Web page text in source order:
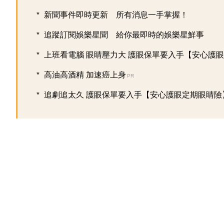
新聞事件即時更新 所有消息一手掌握！
追蹤訂閱娛樂星聞 給你最即時的娛樂星鮮事
上班看電腦 眼睛壓力大 護眼保單要入手【安心護
高油高酒精 加速癌上身 PR
追劇追太久 護眼保單要入手【安心護眼定期眼睛險